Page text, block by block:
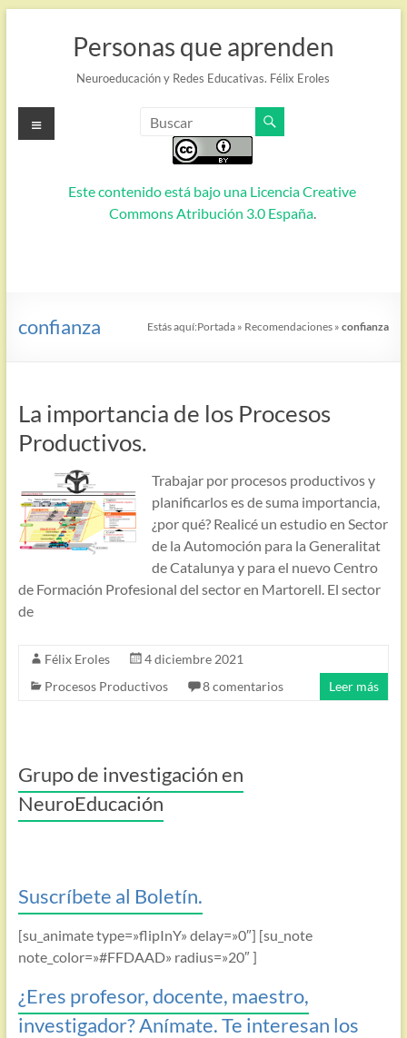
Personas que aprenden
Neuroeducación y Redes Educativas. Félix Eroles
Este contenido está bajo una Licencia Creative
Commons Atribución 3.0 España.
Menú
confianza Estás aquí:Portada » Recomendaciones »confianza
La importancia de los Procesos
Productivos.
Trabajar por procesos productivos y
planificarlos es de suma importancia,
¿por qué? Realicé un estudio en Sector
de la Automoción para la Generalitat
de Catalunya y para el nuevo Centro
de Formación Profesional del sector en Martorell. El sector
de
Félix Eroles
4 diciembre 2021
Procesos Productivos
8 comentarios Leer más
Grupo de investigación en
NeuroEducación
Suscríbete al Boletín.
[su_animate type=»flipInY» delay=»0″] [su_note
note_color=»#FFDAAD» radius=»20″ ]
¿Eres profesor, docente, maestro,
investigador? Anímate. Te interesan los